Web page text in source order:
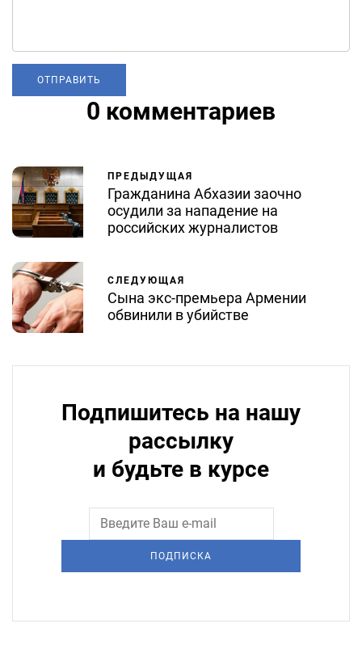
0 комментариев
ПРЕДЫДУЩАЯ
Гражданина Абхазии заочно
осудили за нападение на
российских журналистов
СЛЕДУЮЩАЯ
Сына экс-премьера Армении
обвинили в убийстве
Подпишитесь на нашу
рассылку
и будьте в курсе
ПОДПИСКА